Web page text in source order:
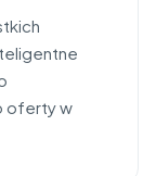
oferty w